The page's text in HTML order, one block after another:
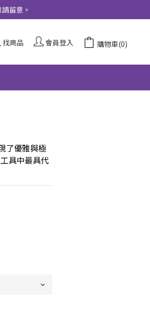
留意。
找商品 會員登入 購物車(0)
了優雅與極
具中最具代